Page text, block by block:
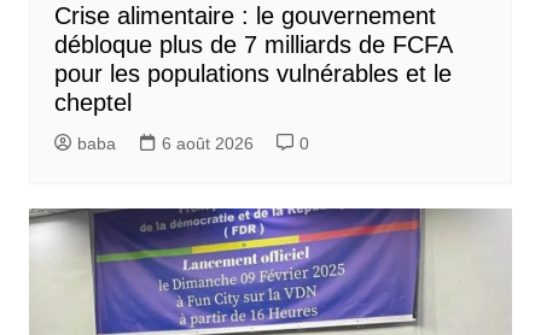
Crise alimentaire : le gouvernement
débloque plus de 7 milliards de FCFA
pour les populations vulnérables et le
cheptel
baba 6 août 2026 0